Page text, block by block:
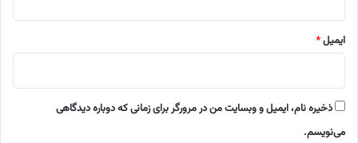
ایمیل*
ذخیره نام، ایمیل و وبسایت من در مرورگر برای زمانی که دوباره دیدگاهی
می‌نویسم.